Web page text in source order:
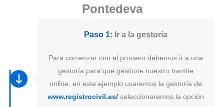
Pontedeva
Paso 1: Ir a la gestoría
Para comenzar con el proceso debemos ir a una
gestoría para que gestione nuestro tramite
online, en este ejemplo usaremos la gestoría de
www.registrocivil.es/ seleccionaremos la opción